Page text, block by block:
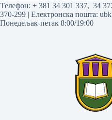
Tелефон: + 381 34 301 337, 34
370-299 | Електронска пошта:
Понедељак-петак 8:00/19:00